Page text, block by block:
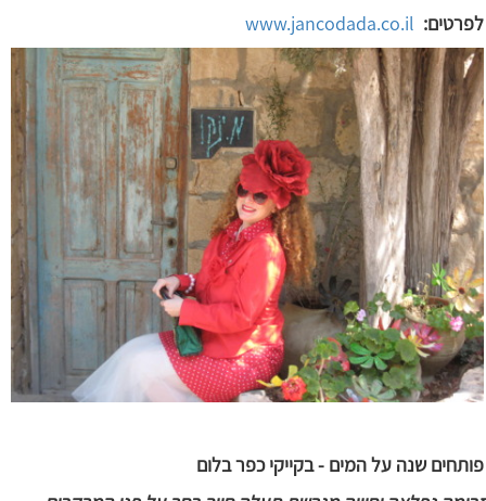
לפרטים: www.jancodada.co.il
פותחים שנה על המים - בקייקי כפר בלום